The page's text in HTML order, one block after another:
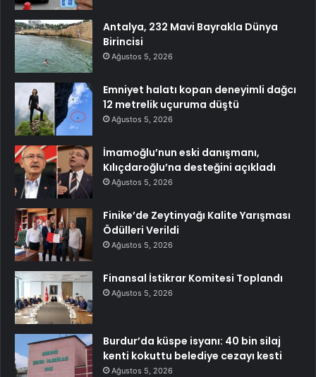
Antalya, 232 Mavi Bayrakla Dünya
Birincisi
Ağustos 5, 2026
Emniyet halatı kopan deneyimli dağcı
12 metrelik uçuruma düştü
Ağustos 5, 2026
İmamoğlu’nun eski danışmanı,
Kılıçdaroğlu’na desteğini açıkladı
Ağustos 5, 2026
Finike’de Zeytinyağı Kalite Yarışması
Ödülleri Verildi
Ağustos 5, 2026
Finansal İstikrar Komitesi Toplandı
Ağustos 5, 2026
Burdur’da küspe isyanı: 40 bin silaj
kenti kokuttu belediye cezayı kesti
Ağustos 5, 2026